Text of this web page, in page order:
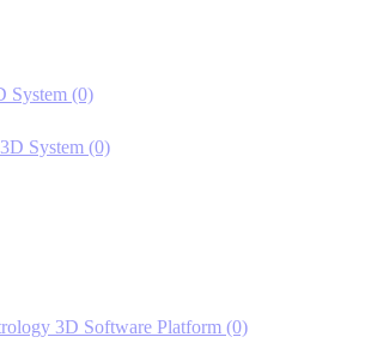
System (0)
System (0)
3D Software Platform (0)